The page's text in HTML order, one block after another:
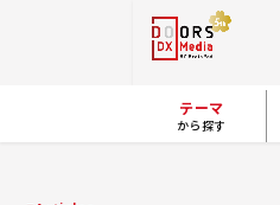
テーマ
から探す